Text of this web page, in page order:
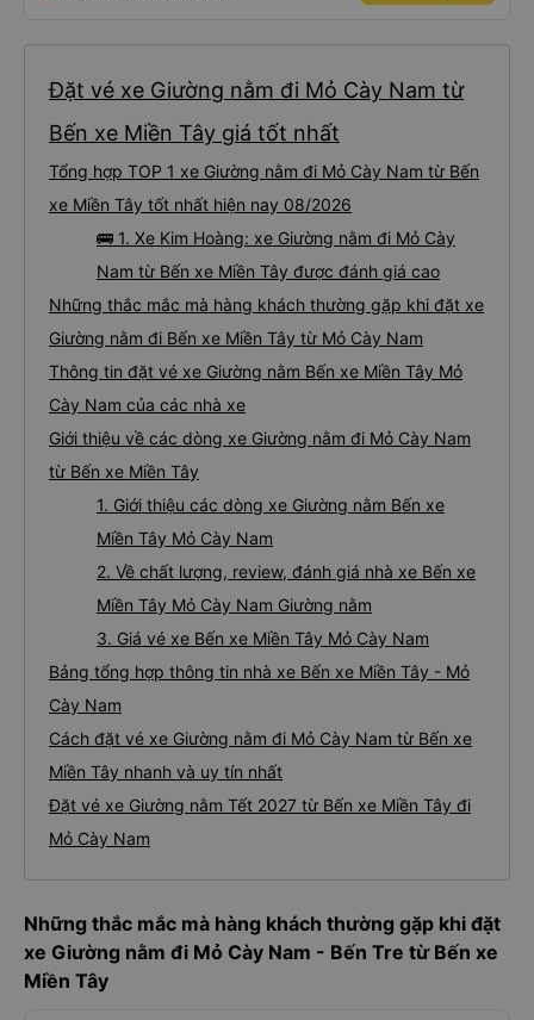
Đặt vé xe Giường nằm đi Mỏ Cày Nam từ
Bến xe Miền Tây giá tốt nhất
Tổng hợp TOP 1 xe Giường nằm đi Mỏ Cày Nam từ Bến
xe Miền Tây tốt nhất hiện nay 08/2026
🚌 1. Xe Kim Hoàng: xe Giường nằm đi Mỏ Cày
Nam từ Bến xe Miền Tây được đánh giá cao
Những thắc mắc mà hàng khách thường gặp khi đặt xe
Giường nằm đi Bến xe Miền Tây từ Mỏ Cày Nam
Thông tin đặt vé xe Giường nằm Bến xe Miền Tây Mỏ
Cày Nam của các nhà xe
Giới thiệu về các dòng xe Giường nằm đi Mỏ Cày Nam
từ Bến xe Miền Tây
1. Giới thiệu các dòng xe Giường nằm Bến xe
Miền Tây Mỏ Cày Nam
2. Về chất lượng, review, đánh giá nhà xe Bến xe
Miền Tây Mỏ Cày Nam Giường nằm
3. Giá vé xe Bến xe Miền Tây Mỏ Cày Nam
Bảng tổng hợp thông tin nhà xe Bến xe Miền Tây - Mỏ
Cày Nam
Cách đặt vé xe Giường nằm đi Mỏ Cày Nam từ Bến xe
Miền Tây nhanh và uy tín nhất
Đặt vé xe Giường nằm Tết 2027 từ Bến xe Miền Tây đi
Mỏ Cày Nam
Những thắc mắc mà hàng khách thường gặp khi đặt
xe Giường nằm đi Mỏ Cày Nam - Bến Tre từ Bến xe
Miền Tây